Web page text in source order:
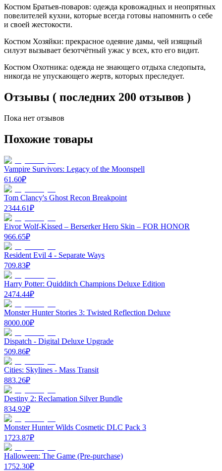
Костюм Братьев-поваров: одежда кровожадных и неопрятных
повелителей кухни, которые всегда готовы напомнить о себе
и своей жестокости.
Костюм Хозяйки: прекрасное одеяние дамы, чей изящный
силуэт вызывает безотчётный ужас у всех, кто его видит.
Костюм Охотника: одежда не знающего отдыха следопыта,
никогда не упускающего жертв, которых преследует.
Отзывы ( последних 200 отзывов )
Пока нет отзывов
Похожие товары
Vampire Survivors: Legacy of the Moonspell
61.60₽
Tom Clancy's Ghost Recon Breakpoint
2344.61₽
Eivor Wolf-Kissed – Berserker Hero Skin – FOR HONOR
966.65₽
Resident Evil 4 - Separate Ways
709.83₽
Harry Potter: Quidditch Champions Deluxe Edition
2474.44₽
Monster Hunter Stories 3: Twisted Reflection Deluxe
8000.00₽
Dispatch - Digital Deluxe Upgrade
509.86₽
Cities: Skylines - Mass Transit
883.26₽
Destiny 2: Reclamation Silver Bundle
834.92₽
Monster Hunter Wilds Cosmetic DLC Pack 3
1723.87₽
Halloween: The Game (Pre-purchase)
1752.30₽